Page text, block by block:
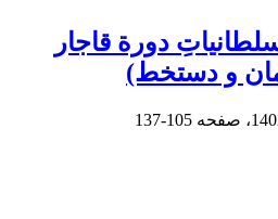
دورة قاجار
و دستخط)
105-137